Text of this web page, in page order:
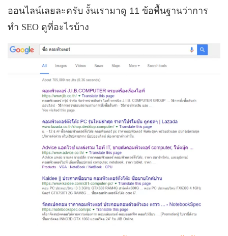
ออนไลน์เลยละครับ งั้นเรามาดู 11 ข้อพื้นฐานว่าการ
ทำ SEO ดูที่อะไรบ้าง